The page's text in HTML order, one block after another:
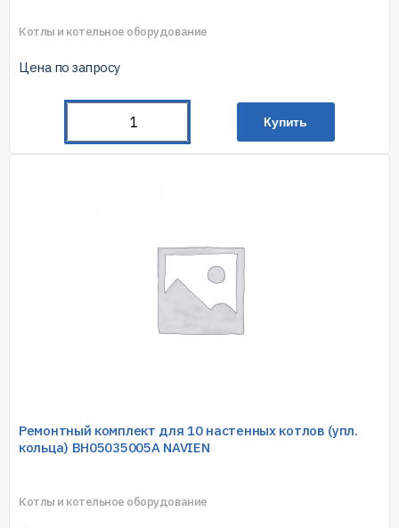
Котлы и котельное оборудование
Цена по запросу
Купить
Ремонтный комплект для 10 настенных котлов (упл.
кольца) ВН05035005А NAVIEN
Котлы и котельное оборудование